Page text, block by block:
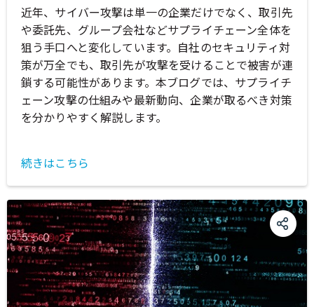
近年、サイバー攻撃は単一の企業だけでなく、取引先
や委託先、グループ会社などサプライチェーン全体を
狙う手口へと変化しています。自社のセキュリティ対
策が万全でも、取引先が攻撃を受けることで被害が連
鎖する可能性があります。本ブログでは、サプライチ
ェーン攻撃の仕組みや最新動向、企業が取るべき対策
を分かりやすく解説します。
続きはこちら